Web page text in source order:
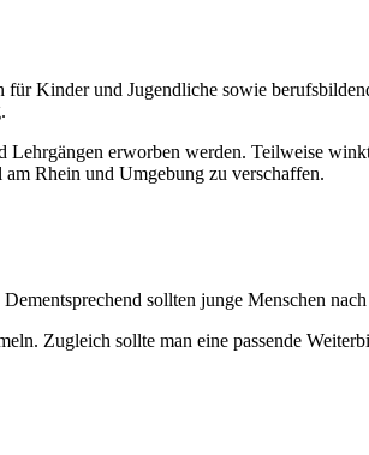
Kinder und Jugendliche sowie
erworben werden. Teilweise
Rhein und Umgebung zu verschaffen.
sollten junge Menschen
Zugleich sollte man eine passende